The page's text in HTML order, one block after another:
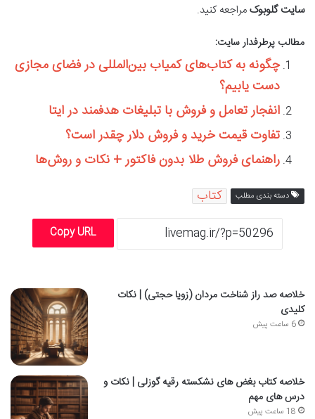
سایت گلوبوکمراجعه کنید.
مطالب پرطرفدار سایت:
چگونه به کتاب‌های کمیاب بین‌المللی در فضای مجازی
دست یابیم؟
انفجار تعامل و فروش با تبلیغات هدفمند در ایتا
تفاوت قیمت خرید و فروش دلار چقدر است؟
راهنمای فروش طلا بدون فاکتور + نکات و روش‌ها
دسته بندی مطلب کتاب
Copy URL
خلاصه صد راز شناخت مردان (زویا حجتی) | نکات
کلیدی
6 ساعت پیش
خلاصه کتاب بغض های نشکسته رقیه گوزلی | نکات و
درس های مهم
18 ساعت پیش